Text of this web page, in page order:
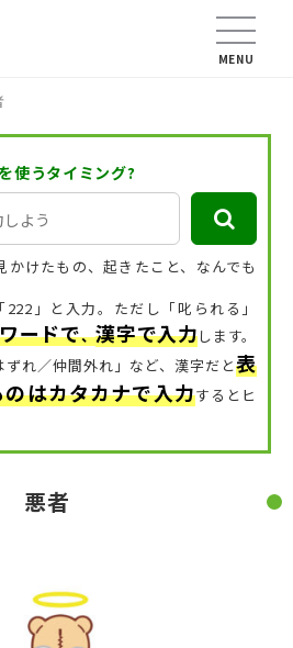
使うタイミング?
かけたもの、起きたこと、なんでも
222」と入力。ただし「叱られる」
ードで、漢字で入力します。
ずれ／仲間外れ」など、漢字だと表
はカタカナで入力するとヒ
悪者
MENU